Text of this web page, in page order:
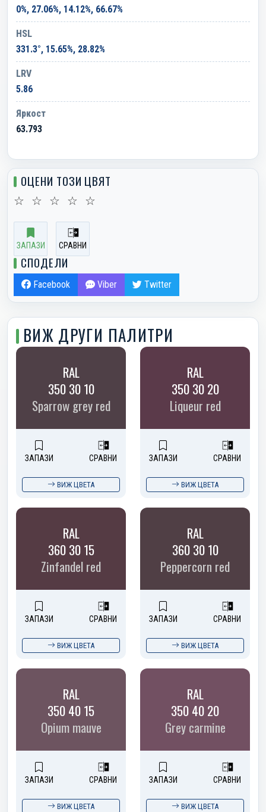
0%, 27.06%, 14.12%, 66.67%
HSL
331.3°, 15.65%, 28.82%
LRV
5.86
Яркост
63.793
ОЦЕНИ ТОЗИ ЦВЯТ
☆ ☆ ☆ ☆ ☆
ЗАПАЗИ СРАВНИ
СПОДЕЛИ
Facebook Viber Twitter
ВИЖ ДРУГИ ПАЛИТРИ
RAL
350 30 10
Sparrow grey red
ЗАПАЗИ СРАВНИ
ВИЖ ЦВЕТА
RAL
350 30 20
Liqueur red
ЗАПАЗИ СРАВНИ
ВИЖ ЦВЕТА
RAL
360 30 15
Zinfandel red
ЗАПАЗИ СРАВНИ
ВИЖ ЦВЕТА
RAL
360 30 10
Peppercorn red
ЗАПАЗИ СРАВНИ
ВИЖ ЦВЕТА
RAL
350 40 15
Opium mauve
ЗАПАЗИ СРАВНИ
ВИЖ ЦВЕТА
RAL
350 40 20
Grey carmine
ЗАПАЗИ СРАВНИ
ВИЖ ЦВЕТА